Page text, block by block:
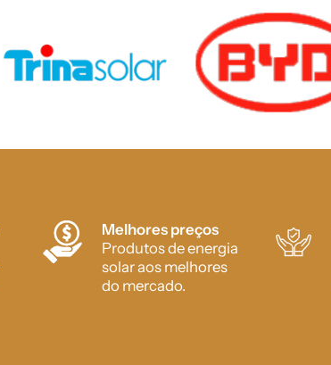
Melhores preços
Produtos de energia
solar aos melhores
do mercado.